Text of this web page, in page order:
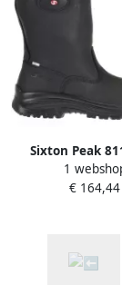
Sixton Peak
Montana Outdry
3D) Laars 21
1
€ 164,44